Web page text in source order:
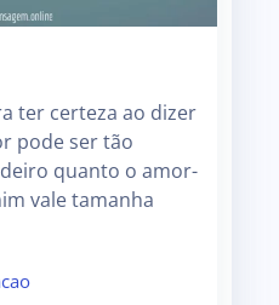
ter certeza ao dizer
pode ser tão
quanto o amor-
vale tamanha